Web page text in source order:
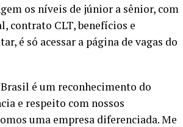
os níveis de júnior a sênior, com
contrato CLT, benefícios e
é só acessar a página de vagas do
é um reconhecimento do
e respeito com nossos
uma empresa diferenciada. Me